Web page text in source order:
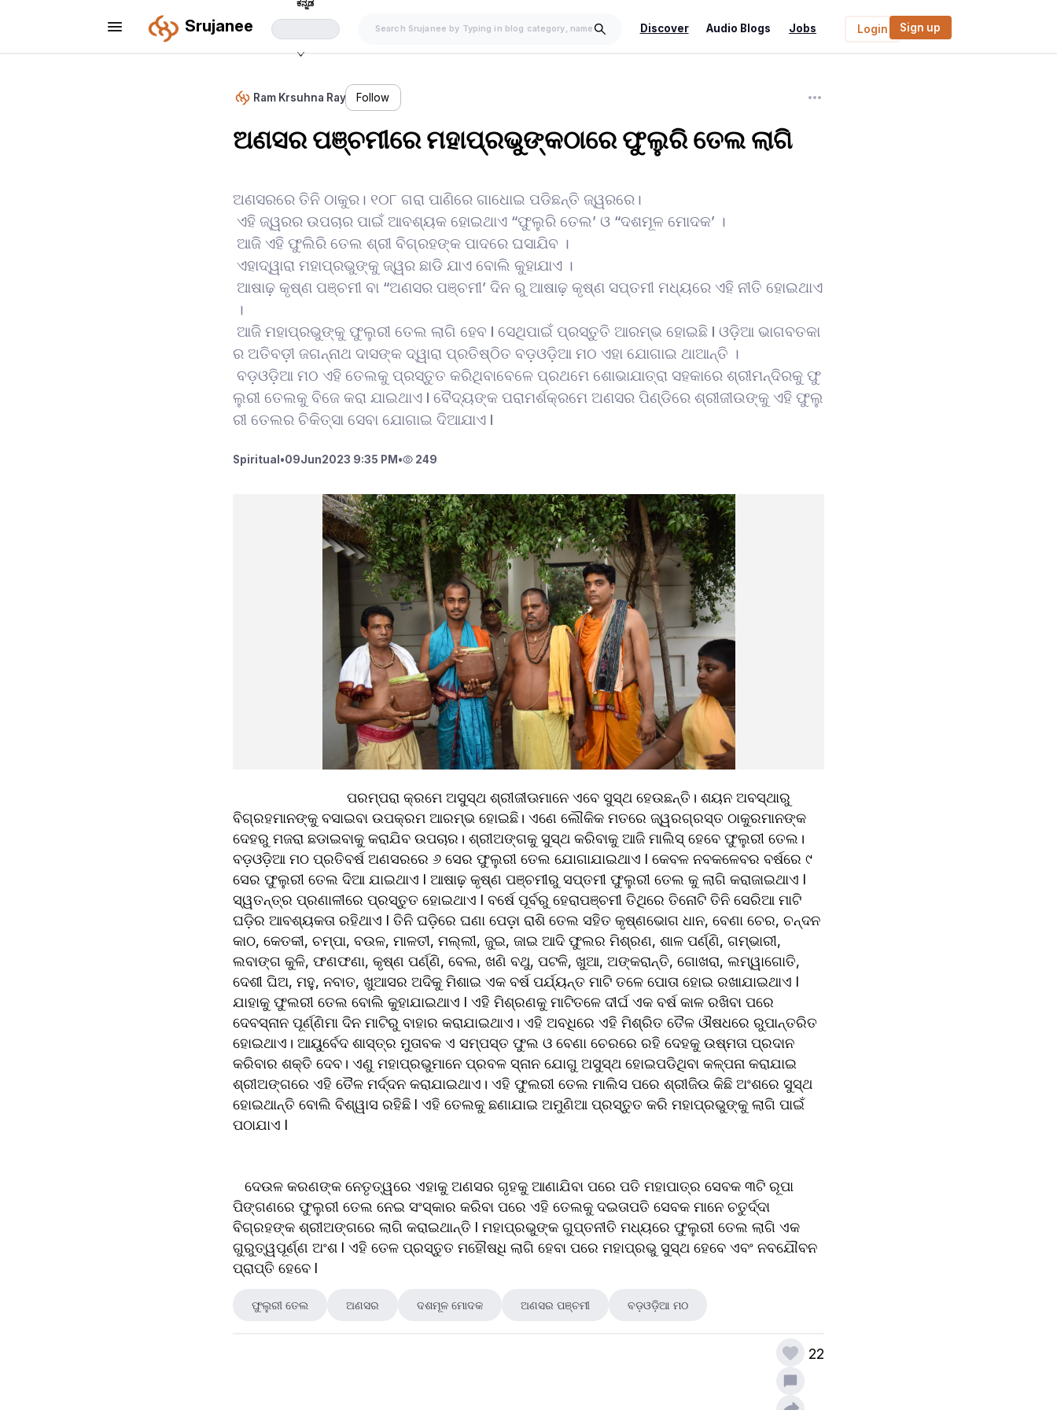
Srujanee
ಕನ್ನಡ
Discover Audio Blogs Jobs Login Sign up
Ram Krsuhna Ray Follow
ଅଣସର ପଞ୍ଚମୀରେ ମହାପ୍ରଭୁଙ୍କଠାରେ ଫୁଲୁରି ତେଲ ଲାଗି
ଅଣସରରେ ତିନି ଠାକୁର। ୧୦୮ ଗରା ପାଣିରେ ଗାଧୋଇ ପଡିଛନ୍ତି ଜ୍ୱରରେ।
ଏହି ଜ୍ୱରର ଉପଚାର ପାଇଁ ଆବଶ୍ୟକ ହୋଇଥାଏ “ଫୁଲୁରି ତେଲ’ ଓ “ଦଶମୂଳ ମୋଦକ’ ।
ଆଜି ଏହି ଫୁଲିରି ତେଲ ଶ୍ରୀ ବିଗ୍ରହଙ୍କ ପାଦରେ ଘସାଯିବ ।
ଏହାଦ୍ୱାରା ମହାପ୍ରଭୁଙ୍କୁ ଜ୍ୱର ଛାଡି ଯାଏ ବୋଲି କୁହାଯାଏ ।
ଆଷାଢ଼ କୃଷ୍ଣ ପଞ୍ଚମୀ ବା “ଅଣସର ପଞ୍ଚମୀ’ ଦିନ ରୁ ଆଷାଢ଼ କୃଷ୍ଣ ସପ୍ତମୀ ମଧ୍ୟରେ ଏହି ନୀତି ହୋଇଥାଏ
।
ଆଜି ମହାପ୍ରଭୁଙ୍କୁ ଫୁଲୁରୀ ତେଲ ଲାଗି ହେବ l ସେଥିପାଇଁ ପ୍ରସ୍ତୁତି ଆରମ୍ଭ ହୋଇଛି l ଓଡ଼ିଆ ଭାଗବତକା
ର ଅତିବଡ଼ୀ ଜଗନ୍ନାଥ ଦାସଙ୍କ ଦ୍ୱାରା ପ୍ରତିଷ୍ଠିତ ବଡ଼ଓଡ଼ିଆ ମଠ ଏହା ଯୋଗାଇ ଥାଆନ୍ତି ।
ବଡ଼ଓଡ଼ିଆ ମଠ ଏହି ତେଲକୁ ପ୍ରସ୍ତୁତ କରିଥିବାବେଳେ ପ୍ରଥମେ ଶୋଭାଯାତ୍ରା ସହକାରେ ଶ୍ରୀମନ୍ଦିରକୁ ଫୁ
ଲୁରୀ ତେଲକୁ ବିଜେ କରା ଯାଇଥାଏ l ବୈଦ୍ୟଙ୍କ ପରାମର୍ଶକ୍ରମେ ଅଣସର ପିଣ୍ଡିରେ ଶ୍ରୀଜୀଉଙ୍କୁ ଏହି ଫୁଲୁ
ରୀ ତେଲର ଚିକିତ୍ସା ସେବା ଯୋଗାଇ ଦିଆଯାଏ l
Spiritual •09Jun2023 9:35 PM • 249
ବିଗ୍ରହମାନଙ୍କୁ ବସାଇବା ଉପକ୍ରମ ଆରମ୍ଭ ହୋଇଛି। ଏଣେ ଲୌକିକ ମତରେ ଜ୍ୱରଗ୍ରସ୍ତ ଠାକୁରମାନଙ୍କ
ଦେହରୁ ମଜରା ଛଡାଇବାକୁ କରାଯିବ ଉପଚାର। ଶ୍ରୀଅଙ୍ଗକୁ ସୁସ୍ଥ କରିବାକୁ ଆଜି ମାଲିସ୍‌ ହେବେ ଫୁଲୁରୀ ତେଲ।
ବଡ଼ଓଡ଼ିଆ ମଠ ପ୍ରତିବର୍ଷ ଅଣସରରେ ୬ ସେର ଫୁଲୁରୀ ତେଲ ଯୋଗାଯାଇଥାଏ l କେବଳ ନବକଳେବର ବର୍ଷରେ ୯
ସେର ଫୁଲୁରୀ ତେଲ ଦିଆ ଯାଇଥାଏ l ଆଷାଢ଼ କୃଷ୍ଣ ପଞ୍ଚମୀରୁ ସପ୍ତମୀ ଫୁଲୁରୀ ତେଲ କୁ ଲାଗି କରାଜାଇଥାଏ l
ସ୍ୱତନ୍ତ୍ର ପ୍ରଣାଳୀରେ ପ୍ରସ୍ତୁତ ହୋଇଥାଏ l ବର୍ଷେ ପୂର୍ବରୁ ହେରାପଞ୍ଚମୀ ତିଥିରେ ତିନୋଟି ତିନି ସେରିଆ ମାଟି
ଘଡ଼ିର ଆବଶ୍ୟକତା ରହିଥାଏ l ତିନି ଘଡ଼ିରେ ଘଣା ପେଡ଼଼ା ରାଶି ତେଲ ସହିତ କୃଷ୍ଣଭୋଗ ଧାନ, ବେଣା ଚେର, ଚନ୍ଦନ
କାଠ, କେତକୀ, ଚମ୍ପା, ବଉଳ, ମାଳତୀ, ମଲ୍ଲୀ, ଜୁଇ, ଜାଇ ଆଦି ଫୁଲର ମିଶ୍ରଣ, ଶାଳ ପର୍ଣ୍ଣି, ଗମ୍ଭାରୀ,
ଲବାଙ୍ଗ କୁଳି, ଫଣଫଣା, କୃଷ୍ଣ ପର୍ଣ୍ଣି, ବେଲ, ଖଣି ବଥୁ, ପଟଳି, ଖୁଆ, ଅଙ୍କରାନ୍ତି, ଗୋଖରା, ଲମ୍ୱାଗୋତି,
ଦେଶୀ ଘିଅ, ମହୁ, ନବାତ, ଖୁଆସର ଅଦିକୁ ମିଶାଇ ଏକ ବର୍ଷ ପର୍ଯ୍ୟନ୍ତ ମାଟି ତଳେ ପୋତା ହୋଇ ରଖାଯାଇଥାଏ l
ଯାହାକୁ ଫୁଲରୀ ତେଲ ବୋଲି କୁହାଯାଇଥାଏ l ଏହି ମିଶ୍ରଣକୁ ମାଟିତଳେ ଦୀର୍ଘ ଏକ ବର୍ଷ କାଳ ରଖିବା ପରେ
ଦେବସ୍ନାନ ପୂର୍ଣ୍ଣିମା ଦିନ ମାଟିରୁ ବାହାର କରାଯାଇଥାଏ। ଏହି ଅବଧିରେ ଏହି ମିଶ୍ରିତ ତୈଳ ଔଷଧରେ ରୁପାନ୍ତରିତ
ହୋଇଥାଏ। ଆୟୁର୍ବେଦ ଶାସ୍ତ୍ର ମୁତାବକ ଏ ସମ୍ପସ୍ତ ଫୁଲ ଓ ବେଣା ଚେରରେ ରହି ଦେହକୁ ଉଷ୍ମତା ପ୍ରଦାନ
କରିବାର ଶକ୍ତି ଦେବ। ଏଣୁ ମହାପ୍ରଭୁମାନେ ପ୍ରବଳ ସ୍ନାନ ଯୋଗୁ ଅସୁସ୍ଥ ହୋଇପଡିଥିବା କଳ୍ପନା କରାଯାଇ
ଶ୍ରୀଅଙ୍ଗରେ ଏହି ତୈଳ ମର୍ଦ୍ଦନ କରାଯାଇଥାଏ। ଏହି ଫୁଲରୀ ତେଲ ମାଲିସ ପରେ ଶ୍ରୀଜିଉ କିଛି ଅଂଶରେ ସୁସ୍ଥ
ହୋଇଥାନ୍ତି ବୋଲି ବିଶ୍ୱାସ ରହିଛି l ଏହି ତେଲକୁ ଛଣାଯାଇ ଅମୁଣିଆ ପ୍ରସ୍ତୁତ କରି ମହାପ୍ରଭୁଙ୍କୁ ଲାଗି ପାଇଁ
ପଠାଯାଏ l
ଦେଉଳ କରଣଙ୍କ ନେତୃତ୍ୱରେ ଏହାକୁ ଅଣସର ଗୃହକୁ ଆଣାଯିବା ପରେ ପତି ମହାପାତ୍ର ସେବକ ୩ଟି ରୂପା
ପିଙ୍ଗଣରେ ଫୁଲୁରୀ ତେଲ ନେଇ ସଂସ୍କାର କରିବା ପରେ ଏହି ତେଲକୁ ଦଇତାପତି ସେବକ ମାନେ ଚତୁର୍ଦ୍ଦା
ବିଗ୍ରହଙ୍କ ଶ୍ରୀଅଙ୍ଗରେ ଲାଗି କରାଇଥାନ୍ତି l ମହାପ୍ରଭୁଙ୍କ ଗୁପ୍ତନୀତି ମଧ୍ୟରେ ଫୁଲୁରୀ ତେଲ ଲାଗି ଏକ
ଗୁରୁତ୍ୱପୂର୍ଣ୍ଣ ଅଂଶ l ଏହି ତେଳ ପ୍ରସ୍ତୁତ ମହୌଷଧି ଲାଗି ହେବା ପରେ ମହାପ୍ରଭୁ ସୁସ୍ଥ ହେବେ ଏବଂ ନବଯୌବନ
ପ୍ରାପ୍ତି ହେବେ l
ଫୁଲୁରୀ ତେଲ ଅଣସର ଦଶମୂଳ ମୋଦକ ଅଣସର ପଞ୍ଚମୀ ବଡ଼ଓଡ଼ିଆ ମଠ
22